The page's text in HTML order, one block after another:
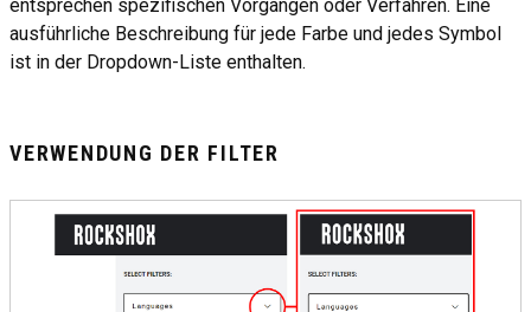
entsprechen spezifischen Vorgängen oder Verfahren. Eine
ausführliche Beschreibung für jede Farbe und jedes Symbol
ist in der Dropdown-Liste enthalten.
VERWENDUNG DER FILTER